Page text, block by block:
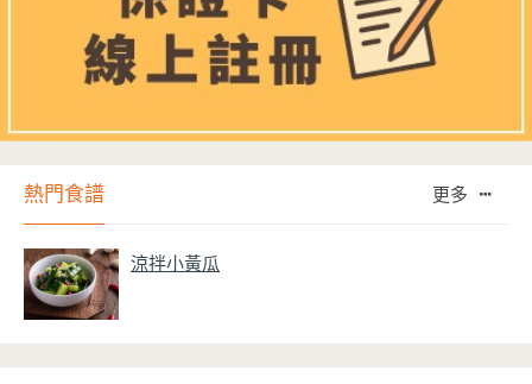
熱門食譜 更多
涼拌小黃瓜